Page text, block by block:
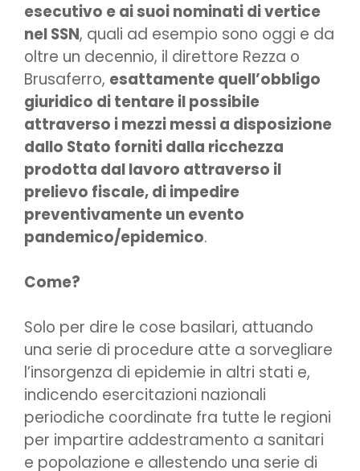
esecutivo e ai suoi nominati di vertice
nel SSN, quali ad esempio sono oggi e da
oltre un decennio, il direttore Rezza o
Brusaferro, esattamente quell’obbligo
giuridico di tentare il possibile
attraverso i mezzi messi a disposizione
dallo Stato forniti dalla ricchezza
prodotta dal lavoro attraverso il
prelievo fiscale, di impedire
preventivamente un evento
pandemico/epidemico.
Come?
Solo per dire le cose basilari, attuando
una serie di procedure atte a sorvegliare
l’insorgenza di epidemie in altri stati e,
indicendo esercitazioni nazionali
periodiche coordinate fra tutte le regioni
per impartire addestramento a sanitari
e popolazione e allestendo una serie di